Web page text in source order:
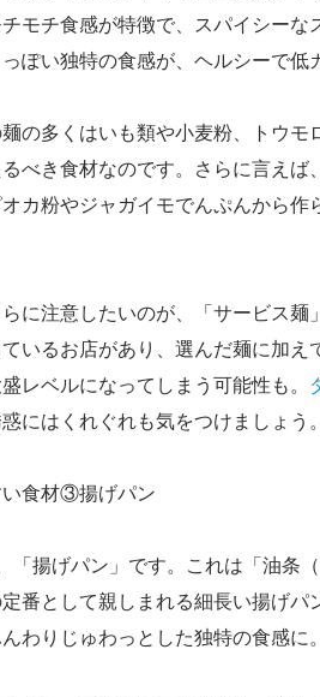
モチ食感が特徴で、スパイシー
ぽい独特の食感が、ヘルシーで低
の多くはいも類や小麦粉、トウモ
べき食材なのです。さらに言えば
カ粉やジャガイモでんぷんから
に注意したいのが、「サービス麺
いるお店があり、選んだ麺に加
レベルになってしまう可能性も。
にはくれぐれも気をつけましょう。
食材③揚げパン
揚げパン」です。これは「油条
番として親しまれる細長い揚げ
わりじゅわっとした独特の食感に。